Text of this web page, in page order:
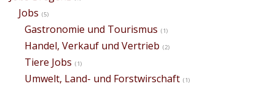
Jobs (5)
Gastronomie und Tourismus (1)
Handel, Verkauf und Vertrieb (2)
Tiere Jobs (1)
Umwelt, Land- und Forstwirschaft (1)